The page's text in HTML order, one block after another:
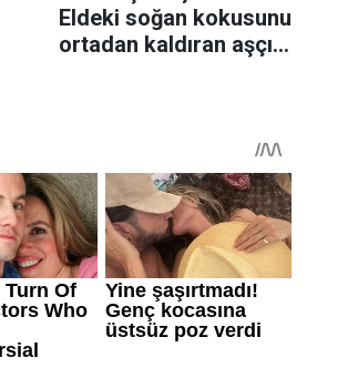
Eldeki soğan kokusunu
ortadan kaldıran aşçı